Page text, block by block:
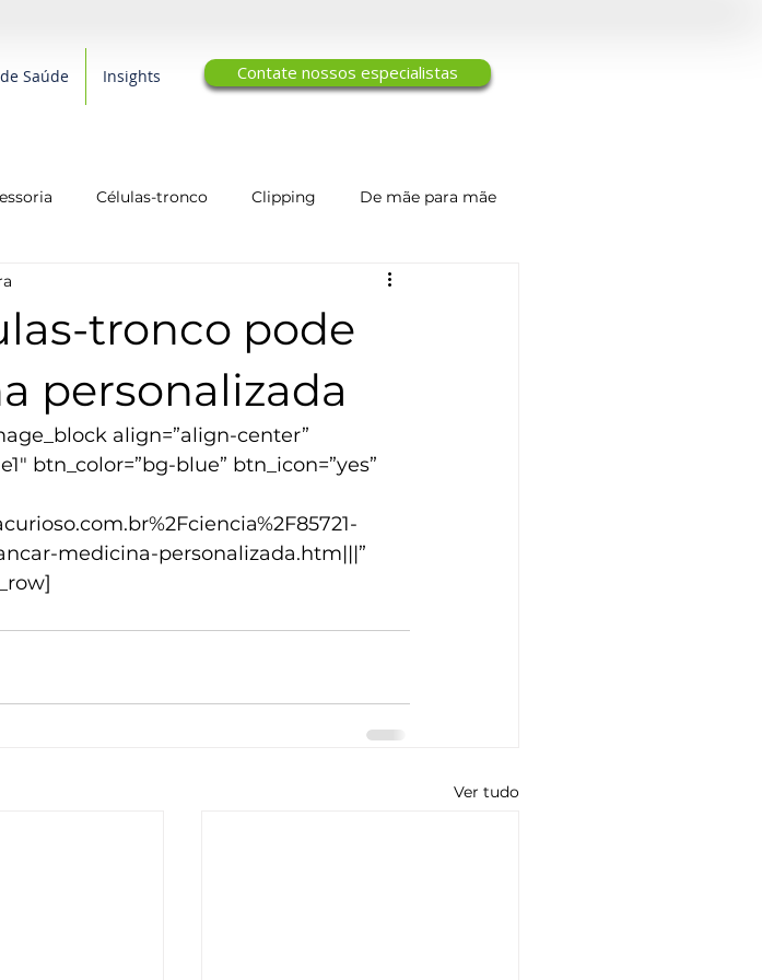
Saúde Insights Contate nossos especialistas
Células-tronco Clipping De mãe para mãe
de Vida Engenharia de Tecidos
tronco pode
personalizada
align=”align-center”
btn_color=”bg-blue” btn_icon=”yes”
medicina-personalizada.htm|||”
Ver tudo